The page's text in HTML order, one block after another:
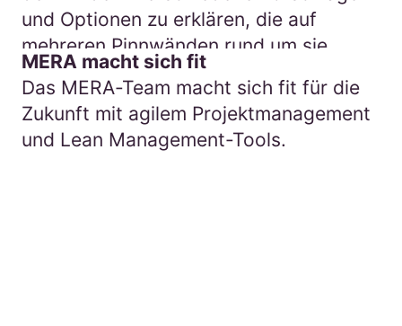
MERA macht sich fit
Das MERA-Team macht sich fit für die
Zukunft mit agilem Projektmanagement
und Lean Management-Tools.